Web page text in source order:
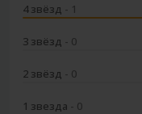
4 звёзд - 1
3 звёзд - 0
2 звёзд - 0
1 звезда - 0